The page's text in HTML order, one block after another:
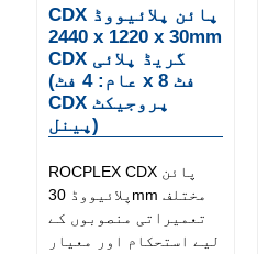
CDX پائن پلائیووڈ
2440 x 1220 x 30mm
CDX گریڈ پلائی
(عام: 4 فٹ x 8 فٹ
CDX پروجیکٹ
پینل)
ROCPLEX CDX پائن
پلائیووڈ 30mm مختلف
تعمیراتی منصوبوں کے
لیے استحکام اور معیار